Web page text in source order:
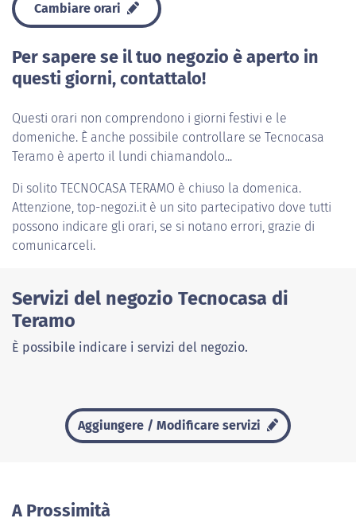
Cambiare orari
Per sapere se il tuo negozio è aperto in
questi giorni, contattalo!
Questi orari non comprendono i giorni festivi e le
domeniche. È anche possibile controllare se Tecnocasa
Teramo è aperto il lundi chiamandolo...
Di solito TECNOCASA TERAMO è chiuso la domenica.
Attenzione, top-negozi.it è un sito partecipativo dove tutti
possono indicare gli orari, se si notano errori, grazie di
comunicarceli.
Servizi del negozio Tecnocasa di
Teramo
È possibile indicare i servizi del negozio.
Aggiungere / Modificare servizi
A Prossimità